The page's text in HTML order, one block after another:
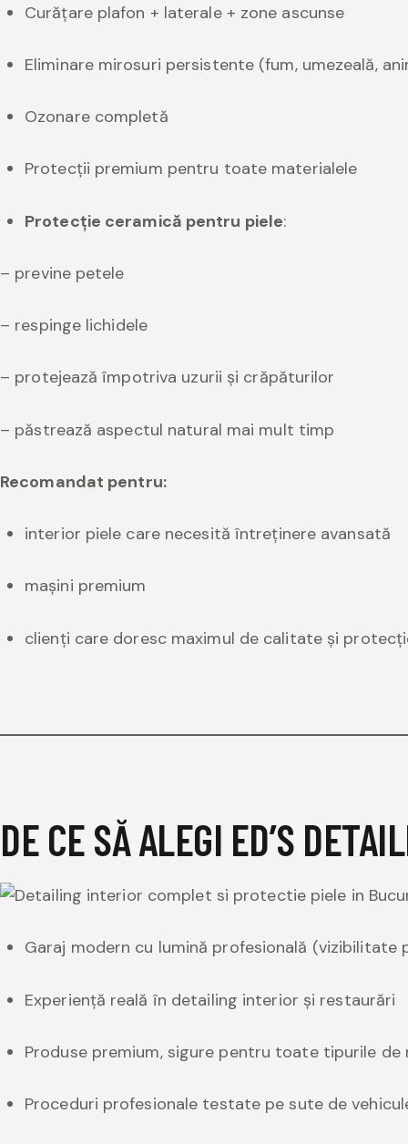
Curățare plafon + laterale + zone ascunse
Eliminare mirosuri persistente (fum, umezeală,
Ozonare completă
Protecții premium pentru toate materialele
Protecție ceramică pentru piele:
– previne petele
– respinge lichidele
– protejează împotriva uzurii și crăpăturilor
– păstrează aspectul natural mai mult timp
Recomandat pentru:
interior piele care necesită întreținere avansată
mașini premium
clienți care doresc maximul de calitate și
DE CE SĂ ALEGI ED’S
Garaj modern cu lumină profesională (vizibilitate
Experiență reală în detailing interior și restaurări
Produse premium, sigure pentru toate tipurile de
Proceduri profesionale testate pe sute de